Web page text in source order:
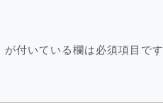
が付いている欄は必須項目です